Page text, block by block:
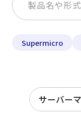
Supermicro
サーバー